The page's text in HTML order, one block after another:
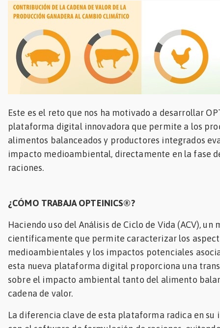
Este es el reto que nos ha motivado a desarrollar
plataforma digital innovadora que permite a los
alimentos balanceados y productores integrados
impacto medioambiental, directamente en la fase
raciones.
¿CÓMO TRABAJA OPTEINICS®?
Haciendo uso del Análisis de Ciclo de Vida (ACV), un
científicamente que permite caracterizar los
medioambientales y los impactos potenciales
esta nueva plataforma digital proporciona una
sobre el impacto ambiental tanto del alimento
cadena de valor.
La diferencia clave de esta plataforma radica en